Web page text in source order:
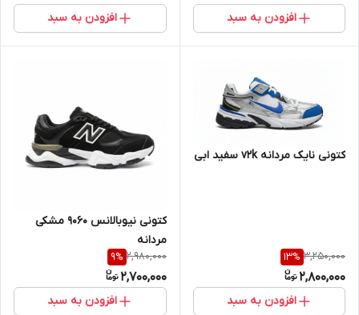
افزودن به سبد افزودن به سبد
کتونی نایک مردانه v2k سفید ابی
3,250,000
13%
2,800,000
افزودن به سبد
کتونی نیوبالانس 9060 مشکی
مردانه
2,980,000
9%
2,700,000
افزودن به سبد